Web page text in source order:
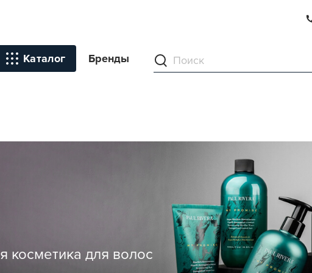
Каталог Бренды
косметика для волос